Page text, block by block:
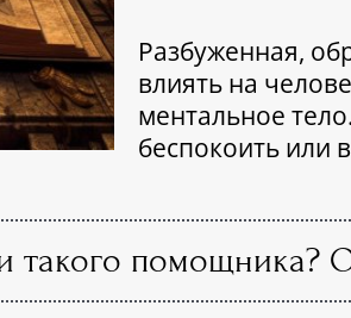
Разбуженная,
влиять на
ментальное
беспокоить или
такого помощника?